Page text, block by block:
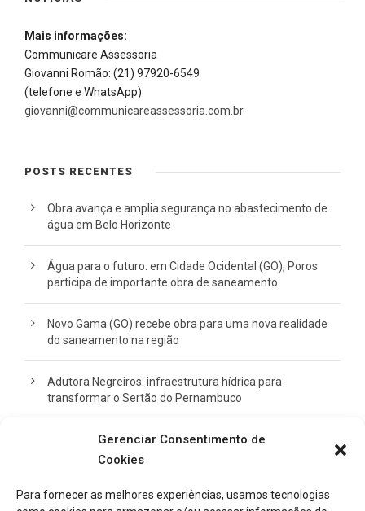
Gerenciar Consentimento de
Cookies
Para fornecer as melhores experiências, usamos tecnologias
Mais informações:
Communicare Assessoria
Giovanni Romão: (21) 97920-6549
(telefone e WhatsApp)
giovanni@communicareassessoria.com.br
POSTS RECENTES
Obra avança e amplia segurança no abastecimento de
água em Belo Horizonte
Água para o futuro: em Cidade Ocidental (GO), Poros
participa de importante obra de saneamento
Novo Gama (GO) recebe obra para uma nova realidade
do saneamento na região
Adutora Negreiros: infraestrutura hídrica para
transformar o Sertão do Pernambuco
Ampliação do viaduto do BH Shopping segue em ritmo